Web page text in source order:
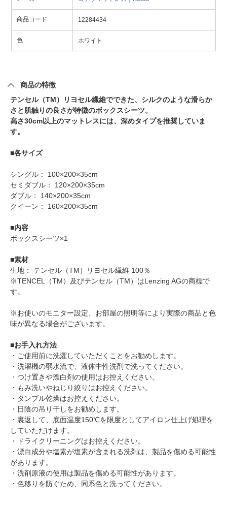
商品コード 12284434
色 ホワイト
商品の特徴
テンセル（TM）リヨセル繊維でできた、シルクのような滑らか
さと肌触りの良さが特徴のボックスシーツ。
高さ30cm以上のマットレスには、深めタイプを推奨していま
す。
■各サイズ
シングル： 100×200×35cm
セミダブル： 120×200×35cm
ダブル： 140×200×35cm
クイーン： 160×200×35cm
■内容
ボックスシーツ×1
■素材
生地： テンセル（TM）リヨセル繊維 100％
※TENCEL（TM）及びテンセル（TM）はLenzing AGの商標で
す。
※お使いのモニター設定、お部屋の照明等により実際の商品と色
味が異なる場合がございます。
■お手入れ方法
・ご使用前に洗濯していただくことをお勧めします。
・洗濯機の弱水流で、液体中性洗剤で洗ってください。
・つけ置きや漂白剤の使用はお控えください。
・もみ洗いやねじり絞りはお控えください。
・タンブル乾燥はお控えください。
・日陰の吊り干しをお勧めします。
・裏返して、底面温度150℃を限度としてアイロン仕上げ処理を
していただけます。
・ドライクリーニングはお控えください。
・漂白成分や塩素が塩素が含まれる洗剤は、製品を傷める可能性
があります。
・洗剤原液の使用は製品を傷める可能性があります。
・色移りを防ぐため、同系色と洗ってください。